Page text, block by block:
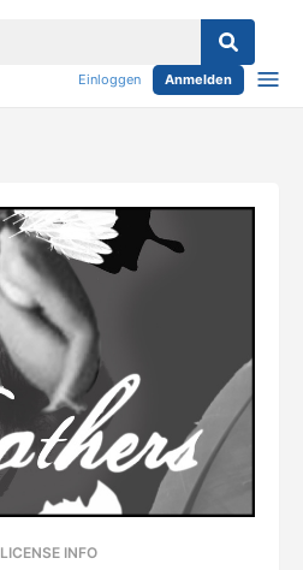
Einloggen Anmelden
LICENSE INFO